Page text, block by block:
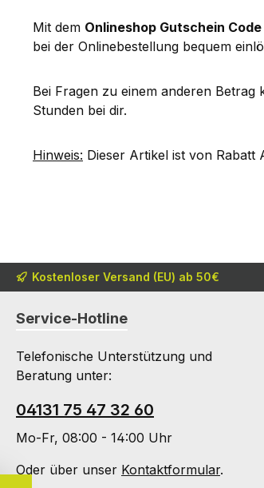
Mit dem Onlineshop Gutschein
bei der Onlinebestellung bequem
Bei Fragen zu einem anderen
Stunden bei dir.
Hinweis: Dieser Artikel ist von Rabatt
Kostenloser Versand (EU) ab 50€
Service-Hotline
Telefonische Unterstützung und
Beratung unter:
04131 75 47 32 60
Mo-Fr, 08:00 - 14:00 Uhr
Oder über unser Kontaktformular.